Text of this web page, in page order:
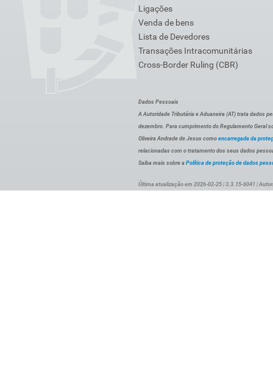
Ligações
Venda de bens
Lista de Devedores
Transações Intracomunitárias
Cross-Border Ruling (CBR)
Dados Pessoais
A Autoridade Tributária e Aduaneira (AT) trata dados
dezembro. Para cumprimento do Regulamento Geral
Oliveira Andrade de Jesus como encarregada da
relacionadas com o tratamento dos seus dados
Saiba mais sobre a Política de proteção de dados
Última atualização em 2026-02-25 | 3.3.15-6041 |